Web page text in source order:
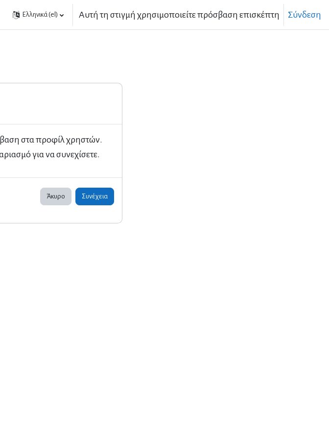
Ελληνικά ‎(el)‎ Αυτή τη στιγμή χρησιμοποιείτε πρόσβαση επισκέπτη Σύνδεση
στα προφίλ χρηστών.
για να συνεχίσετε.
Άκυρο Συνέχεια